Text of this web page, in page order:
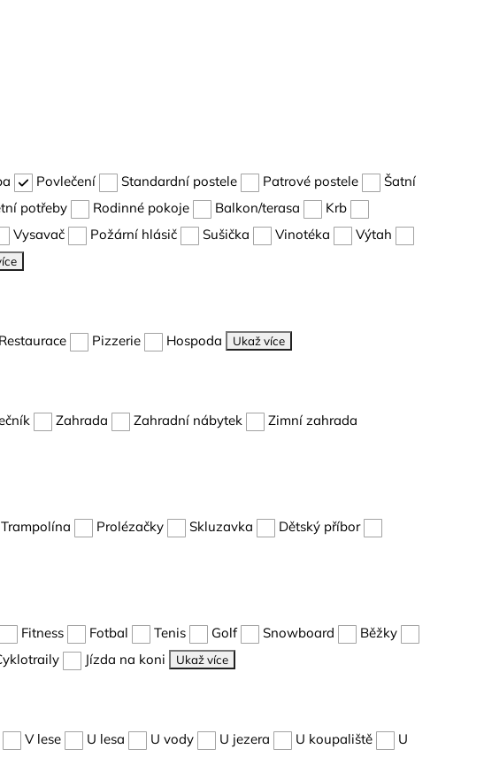
Povlečení Standardní postele Patrové postele
Šatní
potřeby Rodinné pokoje Balkon/terasa
Krb
Vysavač Požární hlásič Sušička Vinotéka
Výtah
Restaurace Pizzerie Hospoda Ukaž více
Zahrada Zahradní nábytek Zimní zahrada
Trampolína Prolézačky Skluzavka
Dětský příbor
Fitness Fotbal Tenis Golf Snowboard
Běžky
Jízda na koni Ukaž více
V lese U lesa U vody U jezera U koupaliště
U